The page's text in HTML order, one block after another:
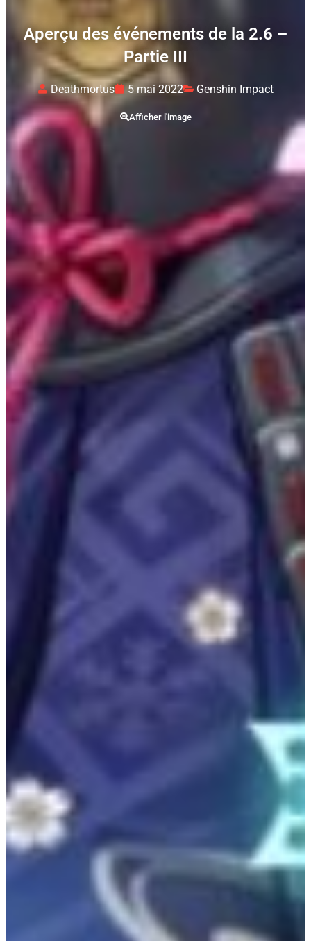
Aperçu des événements de la 2.6 –
Partie III
Deathmortus 5 mai 2022 Genshin Impact
Afficher l'image